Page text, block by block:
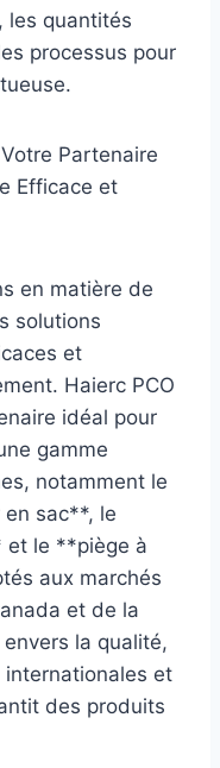
les quantités
processus pour
Partenaire
Efficace et
en matière de
solutions
et
Haierc PCO
idéal pour
gamme
notamment le
sac**, le
et le **piège à
aux marchés
et de la
la qualité,
et
des produits